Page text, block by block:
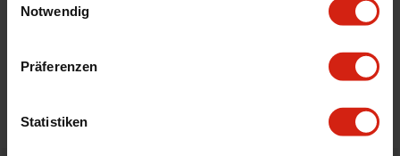
Notwendig
Präferenzen
Statistiken
Details
Bewertungen